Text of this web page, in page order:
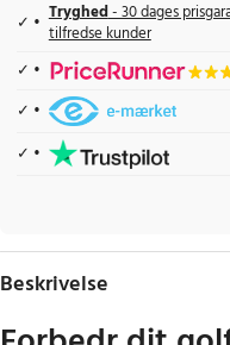
Tryghed- 30 dages
tilfredse kunder
Beskrivelse